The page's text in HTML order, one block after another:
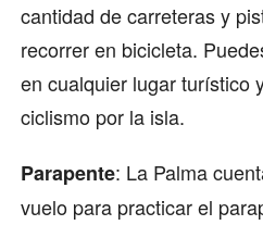
cantidad de carreteras y
recorrer en bicicleta.
en cualquier lugar turístico
ciclismo por la isla.
Parapente: La Palma
vuelo para practicar el